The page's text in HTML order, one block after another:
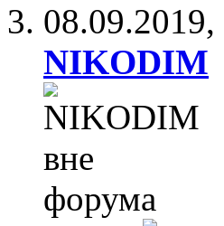
08.09.2019,
NIKODIM